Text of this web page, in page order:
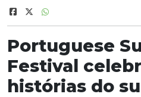
Portuguese
Festival
histórias do